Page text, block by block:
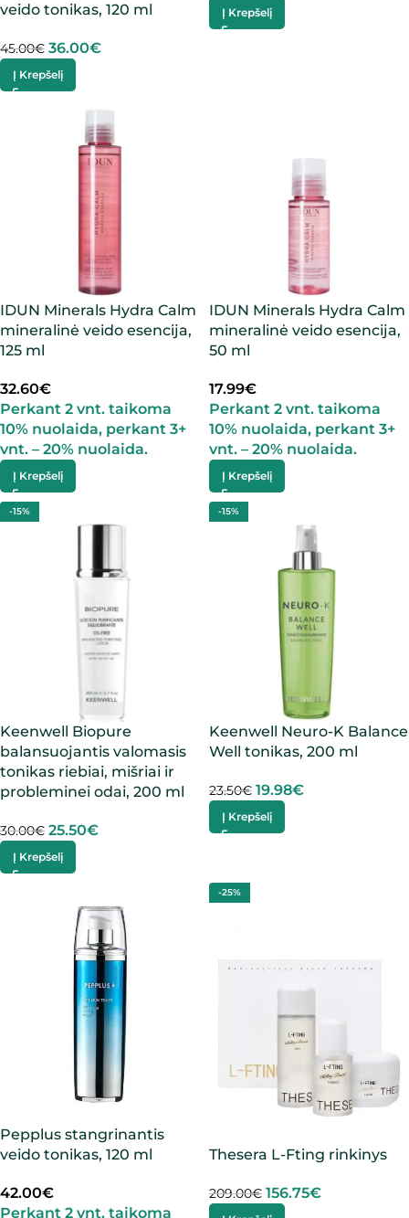
veido tonikas, 120 ml
45.00€ 36.00€
Į Krepšelį
Į Krepšelį
IDUN Minerals Hydra Calm
mineralinė veido esencija,
125 ml
32.60€
Perkant 2 vnt. taikoma
10% nuolaida, perkant 3+
vnt. – 20% nuolaida.
Į Krepšelį
IDUN Minerals Hydra Calm
mineralinė veido esencija,
50 ml
17.99€
Perkant 2 vnt. taikoma
10% nuolaida, perkant 3+
vnt. – 20% nuolaida.
Į Krepšelį
-15%
Keenwell Biopure
balansuojantis valomasis
tonikas riebiai, mišriai ir
probleminei odai, 200 ml
30.00€ 25.50€
Į Krepšelį
-15%
Keenwell Neuro-K Balance
Well tonikas, 200 ml
23.50€ 19.98€
Į Krepšelį
Pepplus stangrinantis
veido tonikas, 120 ml
42.00€
Perkant 2 vnt. taikoma
-25%
Thesera L-Fting rinkinys
209.00€ 156.75€